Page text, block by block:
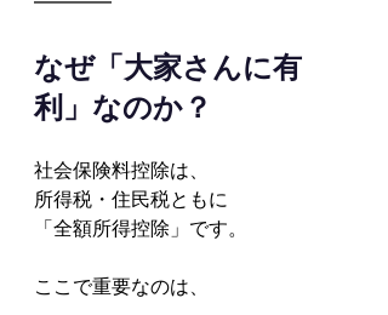
なぜ「大家さんに有
利」なのか？
社会保険料控除は、
所得税・住民税ともに
「全額所得控除」です。
ここで重要なのは、